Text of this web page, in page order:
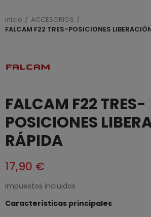
Inicio
ACCESORIOS
FALCAM F22 TRES-POSICIONES
FALCAM F22 TRES-
POSICIONES
RÁPIDA
17,90 €
Impuestos incluidos
Características principales